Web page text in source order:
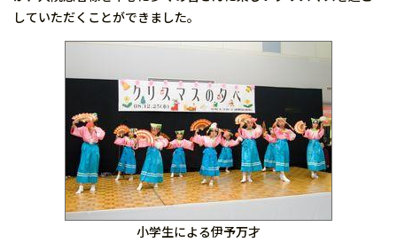
していただくことができました。
小学生による伊予万才